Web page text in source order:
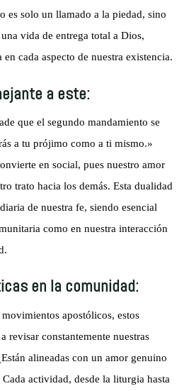
es solo un llamado a la piedad, sino
vida de entrega total a Dios,
cada aspecto de nuestra existencia.
a este:
que el segundo mandamiento se
a tu prójimo como a ti mismo.»
en social, pues nuestro amor
trato hacia los demás. Esta dualidad
de nuestra fe, siendo esencial
como en nuestra interacción
en la comunidad:
apostólicos, estos
revisar constantemente nuestras
alineadas con un amor genuino
actividad, desde la liturgia hasta